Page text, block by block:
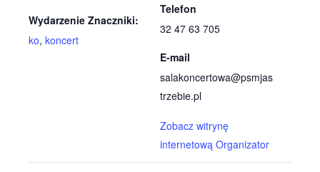
Wydarzenie Znaczniki:
ko, koncert
Telefon
32 47 63 705
E-mail
salakoncertowa@psmjas
trzebie.pl
Zobacz witrynę
internetową Organizator